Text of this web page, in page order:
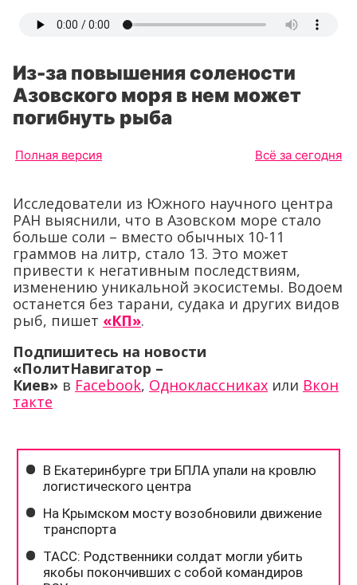
Из-за повышения солености
Азовского моря в нем может
погибнуть рыба
Полная версия Всё за сегодня
Исследователи из Южного научного центра
РАН выяснили, что в Азовском море стало
больше соли – вместо обычных 10-11
граммов на литр, стало 13. Это может
привести к негативным последствиям,
изменению уникальной экосистемы. Водоем
останется без тарани, судака и других видов
рыб, пишет «КП».
Подпишитесь на новости
«ПолитНавигатор –
Киев» в Facebook, Одноклассниках или Вкон
такте